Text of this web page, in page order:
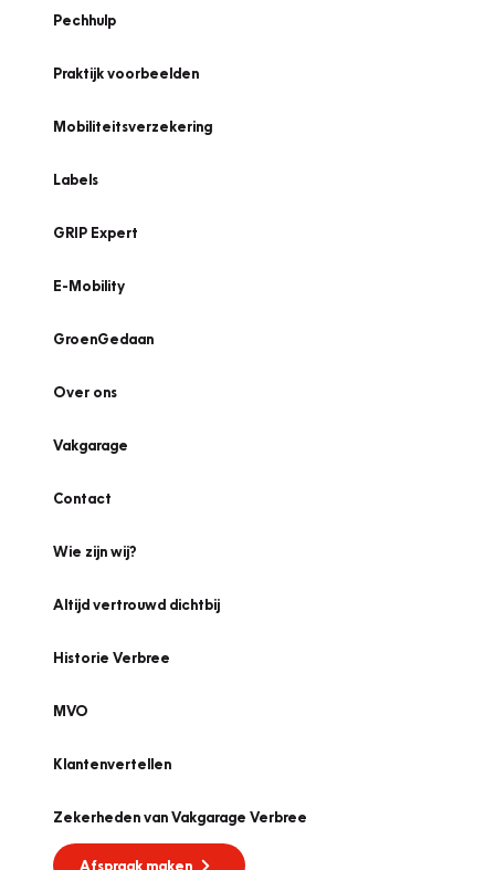
Pechhulp
Praktijk voorbeelden
Mobiliteitsverzekering
Labels
GRIP Expert
E-Mobility
GroenGedaan
Over ons
Vakgarage
Contact
Wie zijn wij?
Altijd vertrouwd dichtbij
Historie Verbree
MVO
Klantenvertellen
Zekerheden van Vakgarage Verbree
Afspraak maken